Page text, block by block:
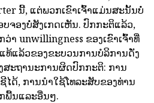
ນີ້, ແຕ່ພວກເຂົາເຈົ້າແມ່ນສະນັ້ນບໍ່
ບຈອງບໍ່ສັງເກດເຫັນ. ປົກກະຕິແລ້ວ,
າ unwillingness ຂອງເຂົາເຈົ້າທີ່
ແທ້ແລ້ວຂອງຂະບວນການບໍລິການດັ່ງ
ສະຖານະການຜິດປົກກະຕິ: ການ
ໄດ້, ການນໍາໃຊ້ໂທລະສັບຂອງທ່ານ
ພື້ນແລະອື່ນໆ.